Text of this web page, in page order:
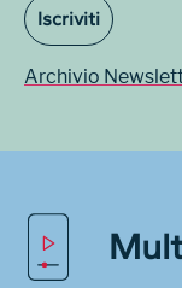
Iscriviti
Archivio